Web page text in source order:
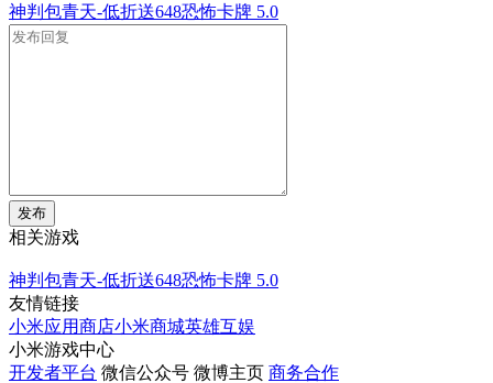
神判包青天-低折送648恐怖卡牌 5.0
发布
相关游戏
神判包青天-低折送648恐怖卡牌 5.0
友情链接
小米应用商店小米商城英雄互娱
小米游戏中心
开发者平台 微信公众号 微博主页 商务合作